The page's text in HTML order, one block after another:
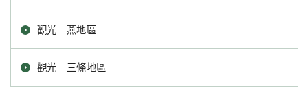
觀光 燕地區
觀光 三條地區